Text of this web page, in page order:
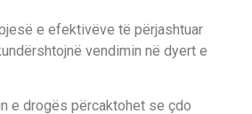
e efektivëve të përjashtuar
vendimin në dyert e
e drogës përcaktohet se çdo